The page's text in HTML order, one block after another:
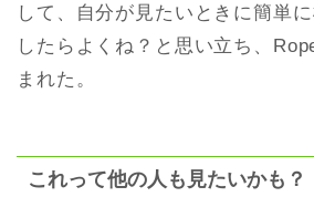
して、自分が見たいときに簡単
したらよくね？と思い立ち、
まれた。
これって他の人も見たいかも？